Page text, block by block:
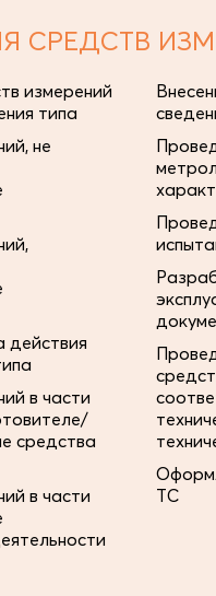
СРЕДСТВ
измерений
типа
не
действия
в части
средства
в части
ТС